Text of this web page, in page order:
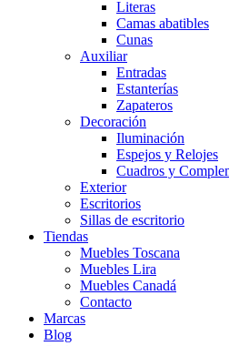
Literas
Camas abatibles
Cunas
Auxiliar
Entradas
Estanterías
Zapateros
Decoración
Iluminación
Espejos y Relojes
Cuadros y
Exterior
Escritorios
Sillas de escritorio
Tiendas
Muebles Toscana
Muebles Lira
Muebles Canadá
Contacto
Marcas
Blog